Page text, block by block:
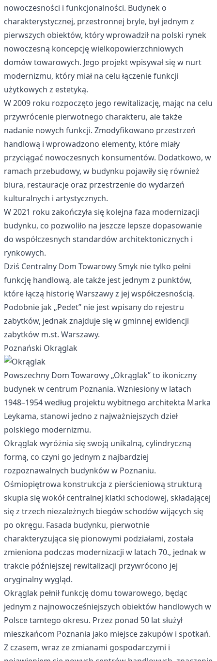
nowoczesności i funkcjonalności. Budynek o
charakterystycznej, przestronnej bryle, był jednym z
pierwszych obiektów, który wprowadził na polski rynek
nowoczesną koncepcję wielkopowierzchniowych
domów towarowych. Jego projekt wpisywał się w nurt
modernizmu, który miał na celu łączenie funkcji
użytkowych z estetyką.
W 2009 roku rozpoczęto jego rewitalizację, mając na celu
przywrócenie pierwotnego charakteru, ale także
nadanie nowych funkcji. Zmodyfikowano przestrzeń
handlową i wprowadzono elementy, które miały
przyciągać nowoczesnych konsumentów. Dodatkowo, w
ramach przebudowy, w budynku pojawiły się również
biura, restauracje oraz przestrzenie do wydarzeń
kulturalnych i artystycznych.
W 2021 roku zakończyła się kolejna faza modernizacji
budynku, co pozwoliło na jeszcze lepsze dopasowanie
do współczesnych standardów architektonicznych i
rynkowych.
Dziś Centralny Dom Towarowy Smyk nie tylko pełni
funkcję handlową, ale także jest jednym z punktów,
które łączą historię Warszawy z jej współczesnością.
Podobnie jak „Pedet” nie jest wpisany do rejestru
zabytków, jednak znajduje się w gminnej ewidencji
zabytków m.st. Warszawy.
Poznański Okrąglak
Powszechny Dom Towarowy „Okrąglak” to ikoniczny
budynek w centrum Poznania. Wzniesiony w latach
1948–1954 według projektu wybitnego architekta Marka
Leykama, stanowi jedno z najważniejszych dzieł
polskiego modernizmu.
Okrąglak wyróżnia się swoją unikalną, cylindryczną
formą, co czyni go jednym z najbardziej
rozpoznawalnych budynków w Poznaniu.
Ośmiopiętrowa konstrukcja z pierścieniową strukturą
skupia się wokół centralnej klatki schodowej, składającej
się z trzech niezależnych biegów schodów wijących się
po okręgu. Fasada budynku, pierwotnie
charakteryzująca się pionowymi podziałami, została
zmieniona podczas modernizacji w latach 70., jednak w
trakcie późniejszej rewitalizacji przywrócono jej
oryginalny wygląd.
Okrąglak pełnił funkcję domu towarowego, będąc
jednym z najnowocześniejszych obiektów handlowych w
Polsce tamtego okresu. Przez ponad 50 lat służył
mieszkańcom Poznania jako miejsce zakupów i spotkań.
Z czasem, wraz ze zmianami gospodarczymi i